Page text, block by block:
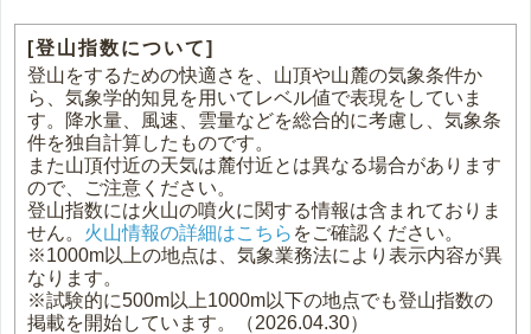
[登山指数について]
登山をするための快適さを、山頂や山麓の気象条件か
ら、気象学的知見を用いてレベル値で表現をしていま
す。降水量、風速、雲量などを総合的に考慮し、気象条
件を独自計算したものです。
また山頂付近の天気は麓付近とは異なる場合があります
ので、ご注意ください。
登山指数には火山の噴火に関する情報は含まれておりま
せん。 火山情報の詳細はこちら をご確認ください。
※1000m以上の地点は、気象業務法により表示内容が異
なります。
※試験的に500m以上1000m以下の地点でも登山指数の
掲載を開始しています。（2026.04.30）